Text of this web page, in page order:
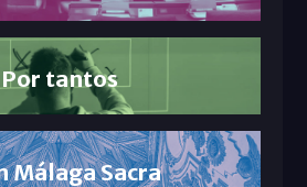
Por tantos
Málaga Sacra